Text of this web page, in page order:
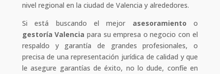
nivel regional en la ciudad de Valencia y alrededores.
Si está buscando el mejor asesoramiento o
gestoría Valencia para su empresa o negocio con el
respaldo y garantía de grandes profesionales, o
precisa de una representación jurídica de calidad y que
le asegure garantías de éxito, no lo dude, confíe en